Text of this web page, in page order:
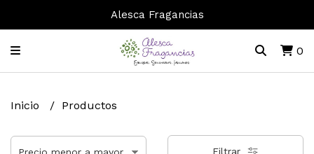
Alesca Fragancias
0
Inicio Productos
Filtrar